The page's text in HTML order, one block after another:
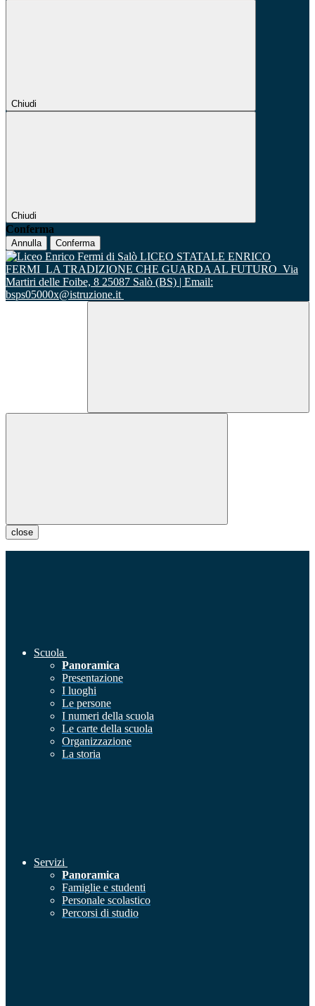
Chiudi
Chiudi
Conferma
Annulla Conferma
LICEO STATALE ENRICO
FERMI LA TRADIZIONE CHE GUARDA AL FUTURO Via
Martiri delle Foibe, 8 25087 Salò (BS) | Email:
bsps05000x@istruzione.it
close
Scuola
Panoramica
Presentazione
I luoghi
Le persone
I numeri della scuola
Le carte della scuola
Organizzazione
La storia
Servizi
Panoramica
Famiglie e studenti
Personale scolastico
Percorsi di studio